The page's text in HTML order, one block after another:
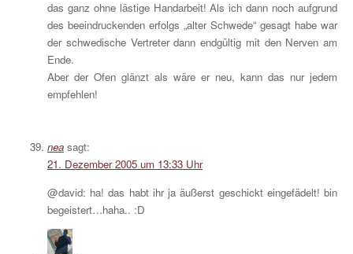
das ganz ohne lästige Handarbeit! Als ich dann noch aufgrund
des beeindruckenden erfolgs „alter Schwede“ gesagt habe war
der schwedische Vertreter dann endgültig mit den Nerven am
Ende.
Aber der Ofen glänzt als wäre er neu, kann das nur jedem
empfehlen!
nea sagt:
21. Dezember 2005 um 13:33 Uhr
@david: ha! das habt ihr ja äußerst geschickt eingefädelt! bin
begeistert…haha.. :D